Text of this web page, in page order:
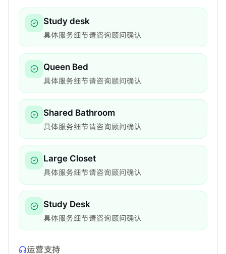
Study desk
具体服务细节请咨询顾问确认
Queen Bed
具体服务细节请咨询顾问确认
Shared Bathroom
具体服务细节请咨询顾问确认
Large Closet
具体服务细节请咨询顾问确认
Study Desk
具体服务细节请咨询顾问确认
运营支持